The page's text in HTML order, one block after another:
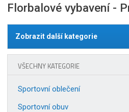
d
t
Florbalové vybavení -
Zobrazit další kategorie
VŠECHNY KATEGORIE
Sportovní oblečení
Sportovní obuv